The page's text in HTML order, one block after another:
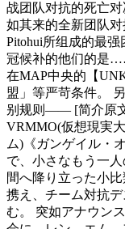
战团队对抗的死亡对
如其来的全新团队对
Pitohui所组成的最
冠候补的他们的是
在MAP中央的【
盟」等严苛条件。
别规则—— [简介原
VRMMO(仮想現実
ム)《ガンゲイル・
で、小さなもう一
間へ降り立った小
携え、チーム対抗
む。 突如アナウン